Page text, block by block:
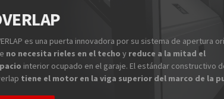
es una puerta innovadora por su sistema de apertura
no necesita rieles en el techoyreduce a la mitad el
interior ocupado en el garaje. El estándar constructivo
tiene el motor en la viga superior del marco de la